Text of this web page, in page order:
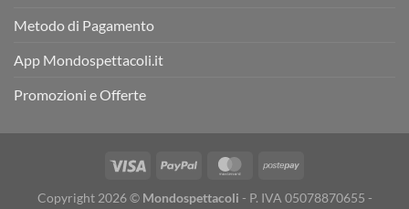
Metodo di Pagamento
App Mondospettacoli.it
Promozioni e Offerte
Copyright 2026 © Mondospettacoli - P. IVA 05078870655 -